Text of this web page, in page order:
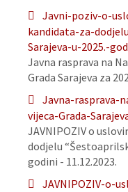
Javni-poziv-o-
kandidata-za-
Sarajeva-u-2025.-
Javna rasprava na
Grada Sarajeva za
Javna-rasprava-
vijeca-Grada-
JAVNIPOZIV o
dodjelu
godini - 11.12.2023.
JAVNIPOZIV-o-